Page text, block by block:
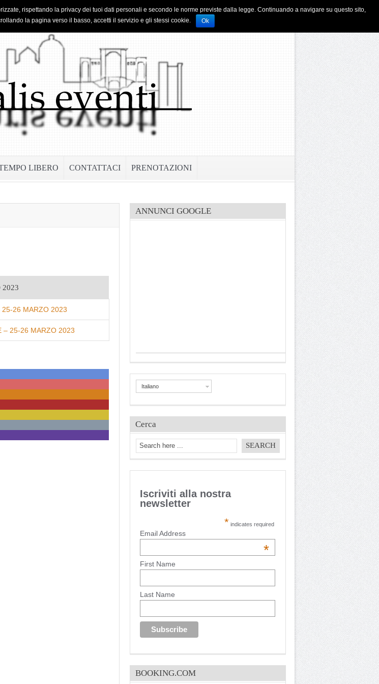
LIBERO CONTATTACI PRENOTAZIONI
2023
25-26 MARZO 2023
– 25-26 MARZO 2023
ANNUNCI GOOGLE
Italiano
Cerca
Iscriviti alla nostra
newsletter
* indicates required
Email Address
*
First Name
Last Name
BOOKING.COM
rispettando la privacy dei tuoi dati personali e secondo le norme previste dalla legge. Continuando a navigare su questo sito,
la pagina verso il basso, accetti il servizio e gli stessi cookie.
Ok